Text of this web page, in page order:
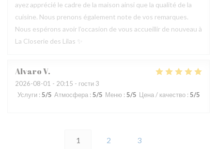
ayez apprécié le cadre de la maison ainsi que la qualité de la
cuisine. Nous prenons également note de vos remarques.
Nous espérons avoir l’occasion de vous accueillir de nouveau à
La Closerie des Lilas ✨
AlvaroV
2026-08-01 - 20:15 - гости 3
Услуги : 5/5 Атмосфера : 5/5 Меню : 5/5 Цена / качество : 5/5
1 2 3